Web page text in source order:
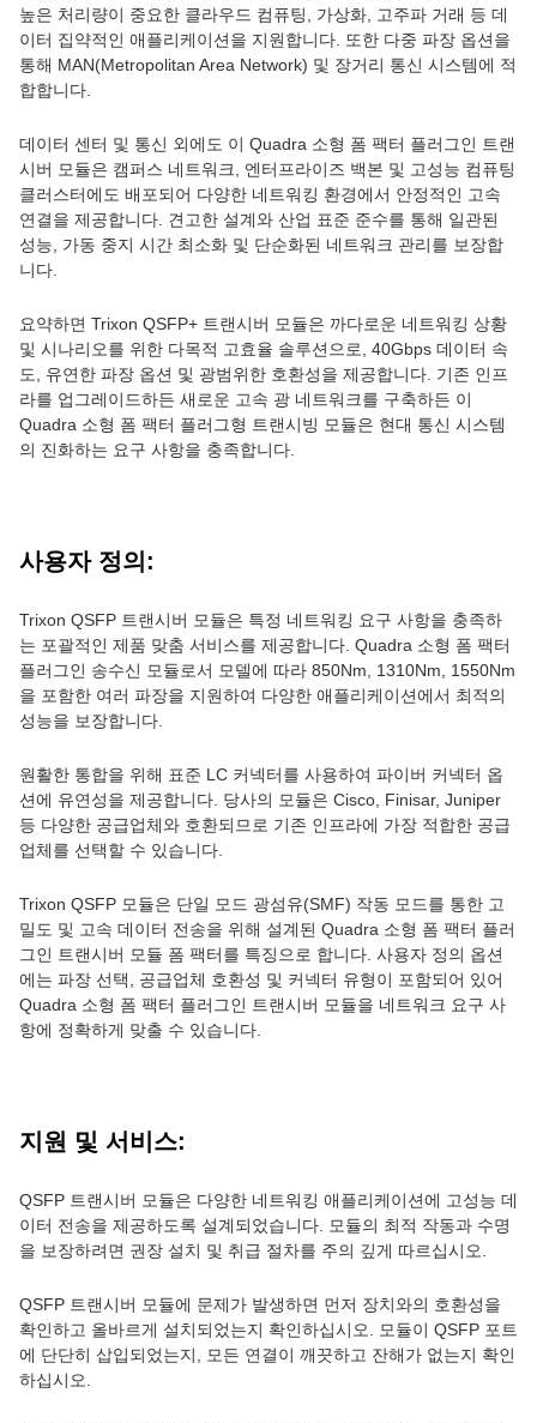
높은 처리량이 중요한 클라우드 컴퓨팅, 가상화, 고주파 거래 등 데
이터 집약적인 애플리케이션을 지원합니다. 또한 다중 파장 옵션을
통해 MAN(Metropolitan Area Network) 및 장거리 통신 시스템에 적
합합니다.
데이터 센터 및 통신 외에도 이 Quadra 소형 폼 팩터 플러그인 트랜
시버 모듈은 캠퍼스 네트워크, 엔터프라이즈 백본 및 고성능 컴퓨팅
클러스터에도 배포되어 다양한 네트워킹 환경에서 안정적인 고속
연결을 제공합니다. 견고한 설계와 산업 표준 준수를 통해 일관된
성능, 가동 중지 시간 최소화 및 단순화된 네트워크 관리를 보장합
니다.
요약하면 Trixon QSFP+ 트랜시버 모듈은 까다로운 네트워킹 상황
및 시나리오를 위한 다목적 고효율 솔루션으로, 40Gbps 데이터 속
도, 유연한 파장 옵션 및 광범위한 호환성을 제공합니다. 기존 인프
라를 업그레이드하든 새로운 고속 광 네트워크를 구축하든 이
Quadra 소형 폼 팩터 플러그형 트랜시빙 모듈은 현대 통신 시스템
의 진화하는 요구 사항을 충족합니다.
사용자 정의:
Trixon QSFP 트랜시버 모듈은 특정 네트워킹 요구 사항을 충족하
는 포괄적인 제품 맞춤 서비스를 제공합니다. Quadra 소형 폼 팩터
플러그인 송수신 모듈로서 모델에 따라 850Nm, 1310Nm, 1550Nm
을 포함한 여러 파장을 지원하여 다양한 애플리케이션에서 최적의
성능을 보장합니다.
원활한 통합을 위해 표준 LC 커넥터를 사용하여 파이버 커넥터 옵
션에 유연성을 제공합니다. 당사의 모듈은 Cisco, Finisar, Juniper
등 다양한 공급업체와 호환되므로 기존 인프라에 가장 적합한 공급
업체를 선택할 수 있습니다.
Trixon QSFP 모듈은 단일 모드 광섬유(SMF) 작동 모드를 통한 고
밀도 및 고속 데이터 전송을 위해 설계된 Quadra 소형 폼 팩터 플러
그인 트랜시버 모듈 폼 팩터를 특징으로 합니다. 사용자 정의 옵션
에는 파장 선택, 공급업체 호환성 및 커넥터 유형이 포함되어 있어
Quadra 소형 폼 팩터 플러그인 트랜시버 모듈을 네트워크 요구 사
항에 정확하게 맞출 수 있습니다.
지원 및 서비스:
QSFP 트랜시버 모듈은 다양한 네트워킹 애플리케이션에 고성능 데
이터 전송을 제공하도록 설계되었습니다. 모듈의 최적 작동과 수명
을 보장하려면 권장 설치 및 취급 절차를 주의 깊게 따르십시오.
QSFP 트랜시버 모듈에 문제가 발생하면 먼저 장치와의 호환성을
확인하고 올바르게 설치되었는지 확인하십시오. 모듈이 QSFP 포트
에 단단히 삽입되었는지, 모든 연결이 깨끗하고 잔해가 없는지 확인
하십시오.